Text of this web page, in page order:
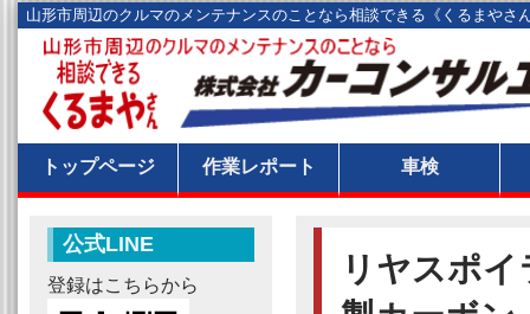
山形市周辺のクルマのメンテナンスのことなら相談できる《くるまや
トップページ 作業レポート 車検
リヤスポ
公式LINE
登録はこちらから